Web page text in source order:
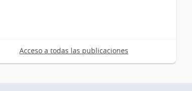
Acceso a todas las publicaciones